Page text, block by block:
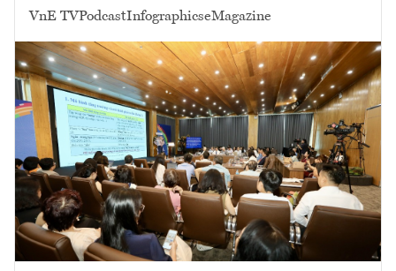
VnE TVPodcastInfographicseMagazine